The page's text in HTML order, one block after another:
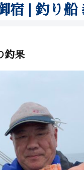
宿 | 釣り船
釣果